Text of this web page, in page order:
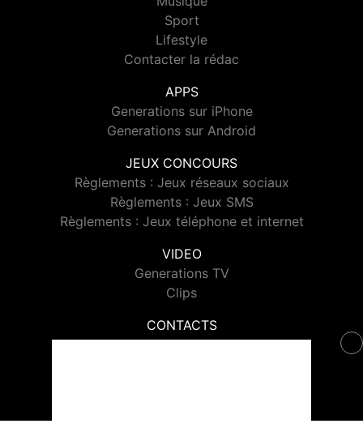
Sport
Lifestyle
Contacter la rédac
APPS
Generations sur iPhone
Generations sur Android
JEUX CONCOURS
Règlements : Jeux réseaux sociaux
Règlements : Jeux SMS
Règlements : Jeux téléphone et internet
VIDEO
Generations TV
Clips
CONTACTS
Contacter Generations